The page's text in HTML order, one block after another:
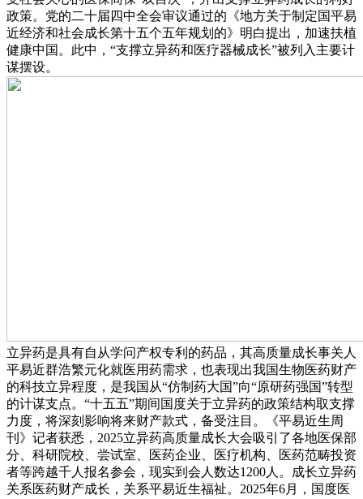
政策。党的二十届四中全会审议通过的《地方关于制定国平易
近经济和社会成长第十五个五年规划的》明白提出，加速扶植
健康中国。此中，“支撑立异药和医疗器械成长”被列入主要计
谋摆设。
立异药是具有自从学问产权专利的药品，其高质量成长事关人
平易近群浩繁元化就医用药需求，也表现出我国生物医药财产
的科技立异程度，是我国从“仿制药大国”向“原研药强国”转型
的计谋支点。“十五五”期间国度关于立异药的政策结构取支撑
力度，将深刻影响将来财产款式，备受注目。《平易近生周
刊》记者获悉，2025立异药高质量成长大会吸引了各地医保部
分、科研院校、尝试室、医药企业、医疗机构、医药范畴投资
者等跨越千人报名参会，现实到会人数达1200人。成长立异药
关系医药财产成长，关系平易近生福祉。2025年6月，国度医